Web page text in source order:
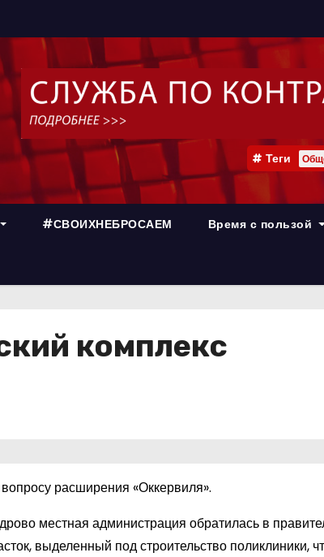
Теги
#СВОИХНЕБРОСАЕМ Время с пользой
комплекс
расширения «Оккервиля».
местная администрация обратилась в
выделенный под строительство поликлиники,